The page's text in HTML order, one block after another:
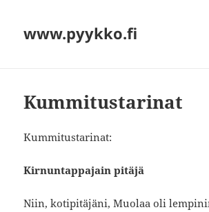
www.pyykko.fi
Kummitustarinat
Kummitustarinat:
Kirnuntappajain pitäjä
Niin, kotipitäjäni, Muolaa oli